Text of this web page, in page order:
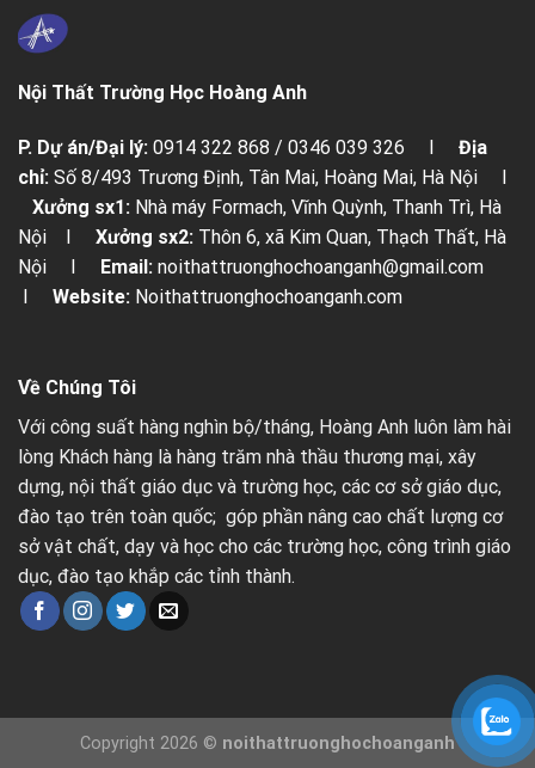
Nội Thất Trường Học Hoàng Anh
P. Dự án/Đại lý: 0914 322 868 / 0346 039 326 I Địa
chỉ: Số 8/493 Trương Định, Tân Mai, Hoàng Mai, Hà Nội I
Xưởng sx1: Nhà máy Formach, Vĩnh Quỳnh, Thanh Trì, Hà
Nội I Xưởng sx2: Thôn 6, xã Kim Quan, Thạch Thất, Hà
Nội I Email: noithattruonghochoanganh@gmail.com
I Website: Noithattruonghochoanganh.com
Về Chúng Tôi
Với công suất hàng nghìn bộ/tháng, Hoàng Anh luôn làm hài
lòng Khách hàng là hàng trăm nhà thầu thương mại, xây
dựng, nội thất giáo dục và trường học, các cơ sở giáo dục,
đào tạo trên toàn quốc; góp phần nâng cao chất lượng cơ
sở vật chất, dạy và học cho các trường học, công trình giáo
dục, đào tạo khắp các tỉnh thành.
Copyright 2026 © noithattruonghochoanganh